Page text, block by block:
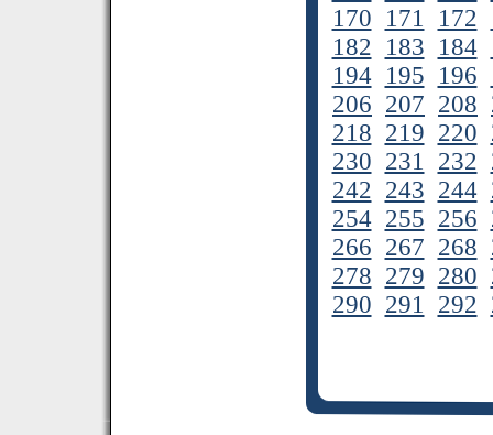
170 171 172
182 183 184
194 195 196
206 207 208
218 219 220
230 231 232
242 243 244
254 255 256
266 267 268
278 279 280
290 291 292